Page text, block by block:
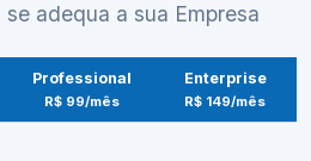
adequa a sua Empresa
Professional
R$ 99/mês
Enterprise
R$ 149/mês